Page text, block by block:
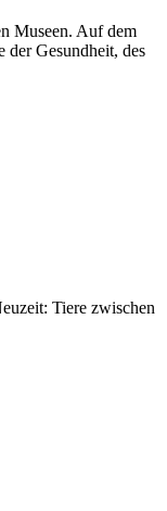
Museen. Auf dem
der Gesundheit, des
Tiere zwischen